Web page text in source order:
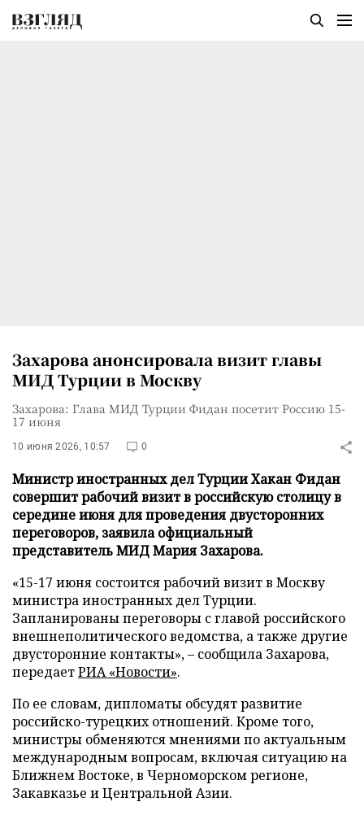
Захарова анонсировала визит главы
МИД Турции в Москву
Захарова: Глава МИД Турции Фидан посетит Россию 15-
17 июня
10 июня 2026, 10:57 0
Министр иностранных дел Турции Хакан Фидан
совершит рабочий визит в российскую столицу в
середине июня для проведения двусторонних
переговоров, заявила официальный
представитель МИД Мария Захарова.
«15-17 июня состоится рабочий визит в Москву
министра иностранных дел Турции.
Запланированы переговоры с главой российского
внешнеполитического ведомства, а также другие
двусторонние контакты», – сообщила Захарова,
передаетРИА «Новости».
По ее словам, дипломаты обсудят развитие
российско-турецких отношений. Кроме того,
министры обменяются мнениями по актуальным
международным вопросам, включая ситуацию на
Ближнем Востоке, в Черноморском регионе,
Закавказье и Центральной Азии.